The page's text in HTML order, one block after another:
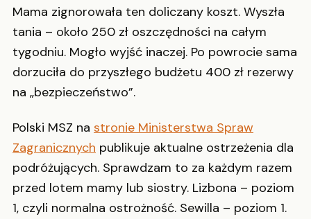
Mama zignorowała ten doliczany koszt. Wyszła
tania – około 250 zł oszczędności na całym
tygodniu. Mogło wyjść inaczej. Po powrocie sama
dorzuciła do przyszłego budżetu 400 zł rezerwy
na „bezpieczeństwo”.
Polski MSZ na stronie Ministerstwa Spraw
Zagranicznych publikuje aktualne ostrzeżenia dla
podróżujących. Sprawdzam to za każdym razem
przed lotem mamy lub siostry. Lizbona – poziom
1, czyli normalna ostrożność. Sewilla – poziom 1.